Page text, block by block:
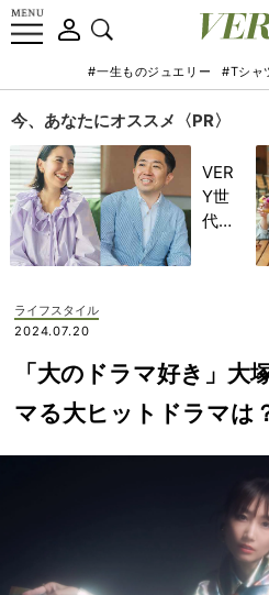
#一生ものジュエリー #Tシャ
今、あなたにオススメ〈PR〉
VER
Y世
代が
んと
考え
る
ぜ
TEL
ライフスタイル
2024.07.20
「大のドラマ好き」大
マる大ヒットドラマは